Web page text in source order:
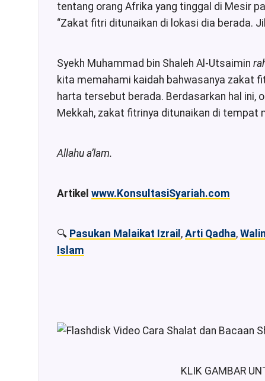
tentang orang Afrika yang tinggal di Mesir
“Zakat fitri ditunaikan di lokasi dia berada.
Syekh Muhammad bin Shaleh Al-Utsaimin
kita memahami kaidah bahwasanya zakat
harta tersebut berada. Berdasarkan hal ini,
Mekkah, zakat fitrinya ditunaikan di tempat
Allahu a’lam.
Artikel www.KonsultasiSyariah.com
🔍 Pasukan Malaikat Izrail , Arti Qadha,
Islam
KLIK GAMBAR